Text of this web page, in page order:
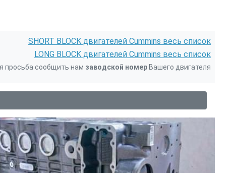
SHORT BLOCK двигателей Cummins весь список
LONG BLOCK двигателей Cummins весь список
просьба сообщить нам заводской номер Вашего двигателя